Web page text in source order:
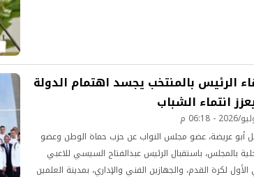
الرئيس بالمنتخب يجسد اهتمام الدولة
انتماء الشباب
أبو عريضة، عضو مجلس النواب عن حزب حماة الوطن وعضو
بالمجلس، باستقبال الرئيس عبدالفتاح السيسي للاعبي
لكرة القدم، والجهازين الفني والإداري، بمدينة العلمين